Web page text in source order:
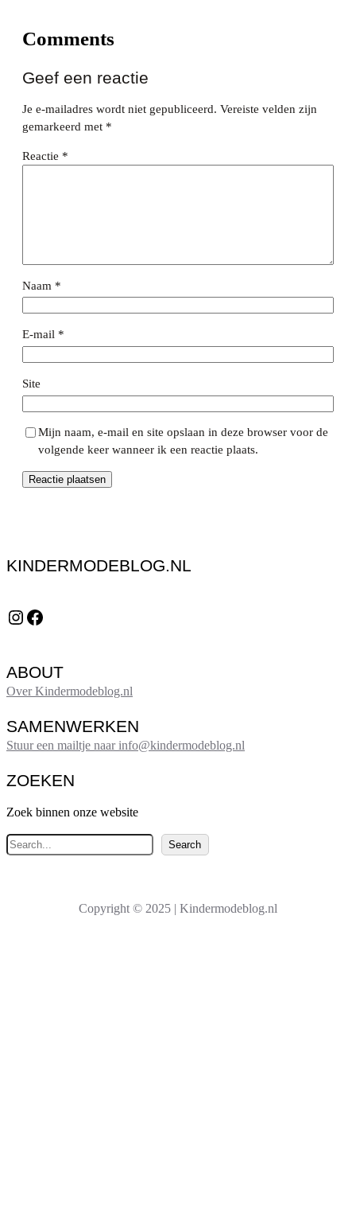
Comments
Geef een reactie
Je e-mailadres wordt niet gepubliceerd. Vereiste velden zijn
gemarkeerd met *
Reactie *
Naam *
E-mail *
Site
Mijn naam, e-mail en site opslaan in deze browser voor de
volgende keer wanneer ik een reactie plaats.
KINDERMODEBLOG.NL
Instagram Facebook
ABOUT
Over Kindermodeblog.nl
SAMENWERKEN
Stuur een mailtje naar info@kindermodeblog.nl
ZOEKEN
Zoek binnen onze website
Z
o
Search
Copyright © 2025 | Kindermodeblog.nl